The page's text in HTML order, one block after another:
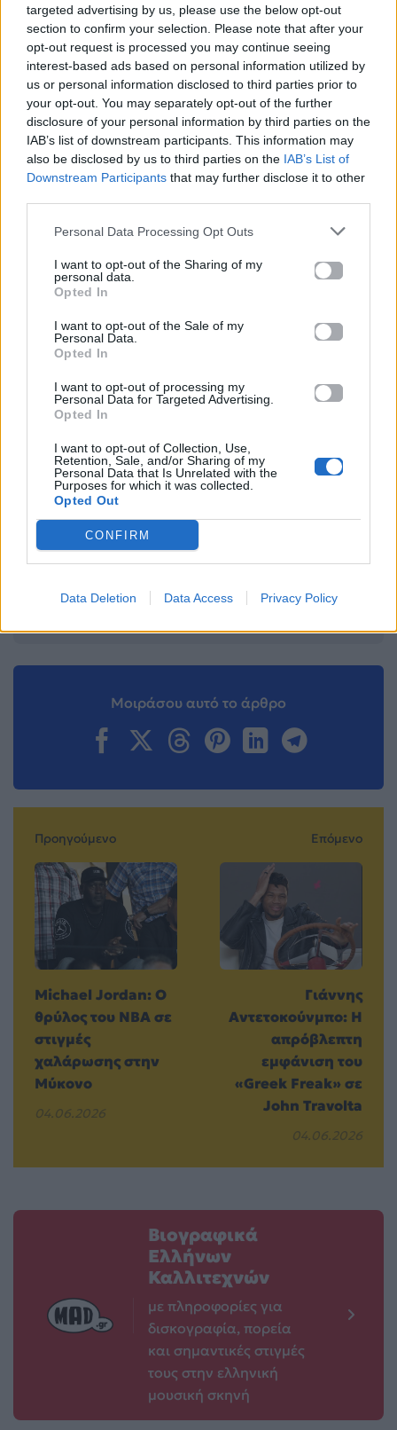
targeted advertising by us, please use the below opt-out
section to confirm your selection. Please note that after your
opt-out request is processed you may continue seeing
interest-based ads based on personal information utilized by
us or personal information disclosed to third parties prior to
your opt-out. You may separately opt-out of the further
disclosure of your personal information by third parties on the
IAB’s list of downstream participants. This information may
also be disclosed by us to third parties on the IAB’s List of
Downstream Participants that may further disclose it to other
Personal Data Processing Opt Outs
I want to opt-out of the Sharing of my
personal data.
Opted In
I want to opt-out of the Sale of my
Personal Data.
Opted In
I want to opt-out of processing my
Personal Data for Targeted Advertising.
Opted In
I want to opt-out of Collection, Use,
Retention, Sale, and/or Sharing of my
Personal Data that Is Unrelated with the
Purposes for which it was collected.
Opted Out
CONFIRM
Data Deletion Data Access Privacy Policy
θυμηθεί πόσο δυσκολεύονταν να παραμείνουν
σοβαρές στα γυρίσματα των «Friends». Η Aniston
είχε περιγράψει με χιούμορ πώς η Kudrow
ξεσπούσε συχνά σε γέλια κατά τη διάρκεια των
σκηνών, μια «απαράδεκτη», όπως είπαν
χαριτολογώντας, αλλά αξιολάτρευτη συνήθεια που
έκανε και τις υπόλοιπες να δυσκολεύονται να
ολοκληρώσουν τις ατάκες τους.
Hollywood Hills: Η θρυλική κατοικία
σε πώληση
Jennifer Lopez: Η δημόσια εμφάνιση του
παιδιού της με άλλο όνομα
Για σχόλια, μηνύματα ή φωτογραφικό υλικό
σχετικά με τοMad.gr, επισκεφτείτε μας στο
Facebook, επικοινωνήστε μέσωTwitter
Friends Jennifer Aniston Lisa Kudrow
Ακολουθήστε το
News
Ακολουθήστε το
Μοιράσου αυτό το άρθρο
Προηγούμενο
Michael Jordan: Ο
θρύλος του NBA σε
στιγμές
χαλάρωσης στην
Μύκονο
04.06.2026
Επόμενο
Γιάννης
Αντετοκούνμπο: Η
απρόβλεπτη
εμφάνιση του
«Greek Freak» σε
John Travolta
04.06.2026
Βιογραφικά
Ελλήνων
Καλλιτεχνών
με πληροφορίες για
δισκογραφία, πορεία
και σημαντικές στιγμές
τους στην ελληνική
μουσική σκηνή